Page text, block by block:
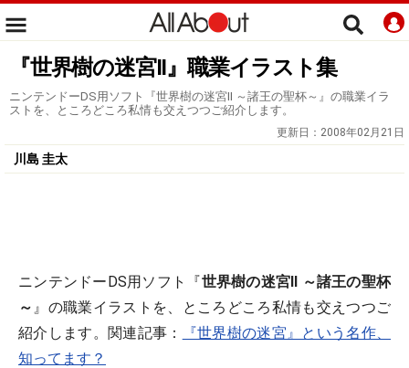
『世界樹の迷宮II』職業イラスト集
ニンテンドーDS用ソフト『世界樹の迷宮II ～諸王の聖杯～』の職業イラ
ストを、ところどころ私情も交えつつご紹介します。
更新日： 2008年02月21日
川島 圭太
ニンテンドーDS用ソフト『世界樹の迷宮II ～諸王の聖杯
～ 』の職業イラストを、ところどころ私情も交えつつご
紹介します。関連記事：
『世界樹の迷宮』という名作、
知ってます？